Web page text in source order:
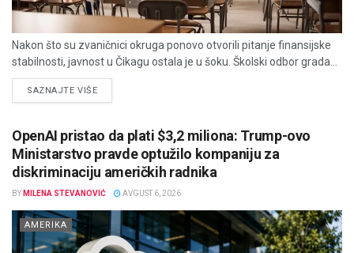
Nakon što su zvaničnici okruga ponovo otvorili pitanje finansijske
stabilnosti, javnost u Čikagu ostala je u šoku. Školski odbor grada...
SAZNAJTE VIŠEDETAILS
OpenAI pristao da plati $3,2 miliona: Trump-ovo
Ministarstvo pravde optužilo kompaniju za
diskriminaciju američkih radnika
BY MILENA STEVANOVIĆ AVGUST 6, 2026
AMERIKA